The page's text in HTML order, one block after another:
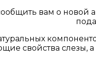
вам о новой
свойства слезы,